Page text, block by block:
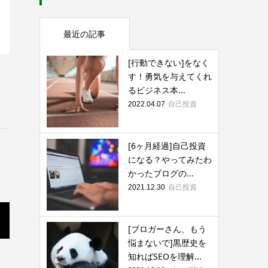
最近の記事
[行動できない]をなく
す！勇気を与えてくれ
るビジネス本...
2022.04.07 自己投資
[6ヶ月経過]自己投資
になる？やってみたわ
かったブログの...
2021.12.30 自己投資
[ブロガーさん、もう
悩まないで]黒歴史を
知ればSEOを理解...